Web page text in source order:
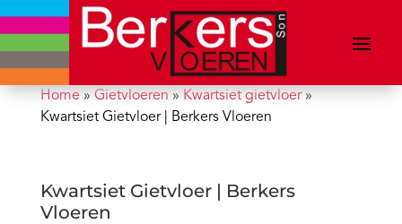
Home» Gietvloeren » Kwartsiet gietvloer»
Kwartsiet Gietvloer | Berkers Vloeren
Kwartsiet Gietvloer | Berkers
Vloeren